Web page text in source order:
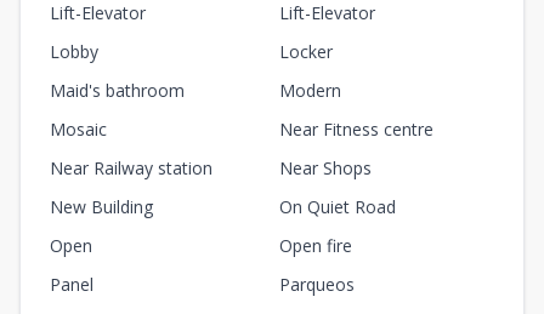
Lift-Elevator
Lift-Elevator
Lobby
Locker
Maid's bathroom
Modern
Mosaic
Near Fitness centre
Near Railway station
Near Shops
New Building
On Quiet Road
Open
Open fire
Panel
Parqueos